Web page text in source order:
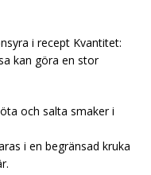
i recept Kvantitet:
kan göra en stor
och salta smaker i
i en begränsad kruka